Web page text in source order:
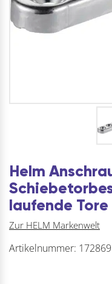
Helm
laufende Tore
Zur HELM Markenwelt
Artikelnummer: 172869